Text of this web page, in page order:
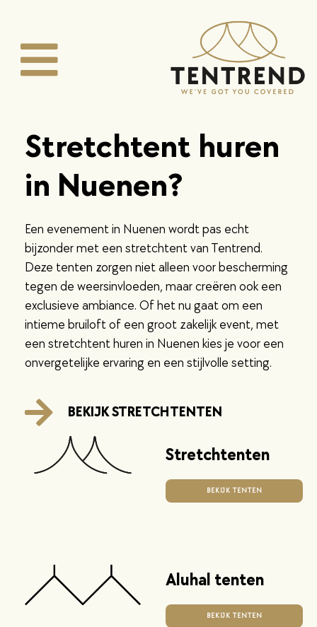
Stretchtent huren
in Nuenen?
Een evenement in Nuenen wordt pas echt
bijzonder met een stretchtent van Tentrend.
Deze tenten zorgen niet alleen voor bescherming
tegen de weersinvloeden, maar creëren ook een
exclusieve ambiance. Of het nu gaat om een
intieme bruiloft of een groot zakelijk event, met
een stretchtent huren in Nuenen kies je voor een
onvergetelijke ervaring en een stijlvolle setting.
BEKIJK STRETCHTENTEN
Stretchtenten
BEKIJK TENTEN
Aluhal tenten
BEKIJK TENTEN